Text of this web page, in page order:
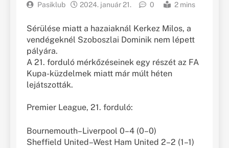
Pasiklub 2024. január 21. 0 2 mins
Sérülése miatt a hazaiaknál Kerkez Milos, a
vendégeknél Szoboszlai Dominik nem lépett
pályára.
A 21. forduló mérkőzéseinek egy részét az FA
Kupa-küzdelmek miatt már múlt héten
lejátszották.
Premier League, 21. forduló:
Bournemouth–Liverpool 0–4 (0–0)
Sheffield United–West Ham United 2–2 (1–1)